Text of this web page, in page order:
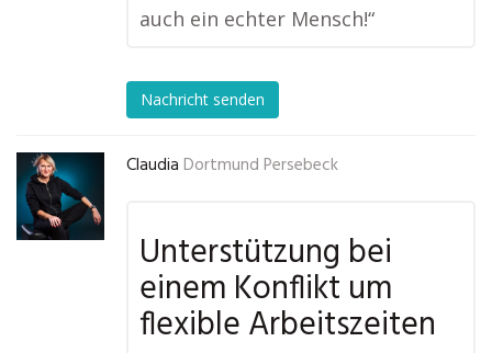
auch ein echter Mensch!“
Nachricht senden
Claudia Dortmund Persebeck
Unterstützung bei
einem Konflikt um
flexible Arbeitszeiten